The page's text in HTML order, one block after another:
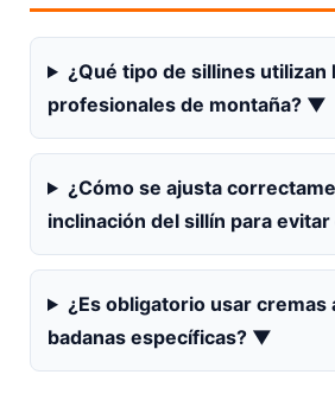
¿Qué tipo de sillines utilizan
profesionales de montaña? ▼
¿Cómo se ajusta
inclinación del sillín para
¿Es obligatorio usar
badanas específicas? ▼